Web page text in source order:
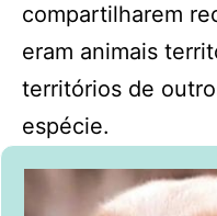
compartilharem
eram animais
territórios de
espécie.